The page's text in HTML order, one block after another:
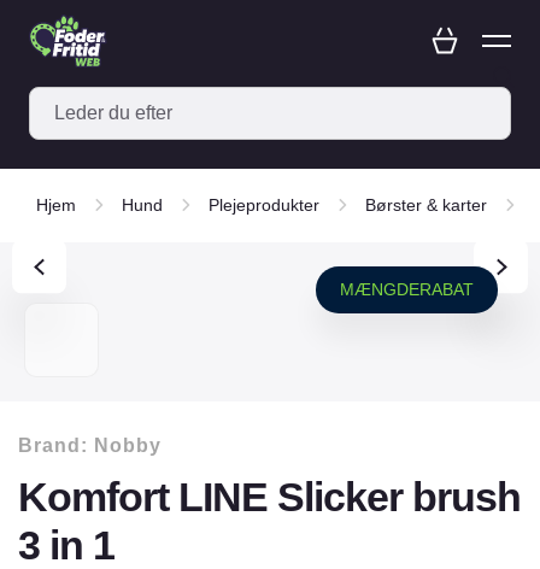
Hjem Hund Plejeprodukter Børster & karter
MÆNGDERABAT
Brand: Nobby
Komfort LINE Slicker brush
3 in 1